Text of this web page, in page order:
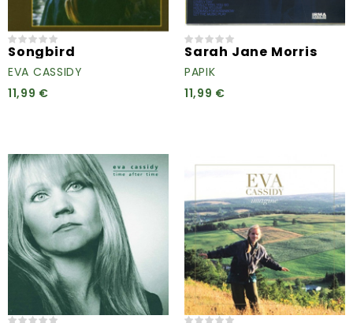
Songbird
EVA CASSIDY
11,99 €
Sarah Jane Morris
PAPIK
11,99 €